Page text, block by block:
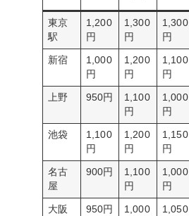
東京
駅
1,200
円
1,300
円
1,300
円
新宿
1,000
円
1,200
円
1,100
円
上野 950円
1,100
円
1,000
円
池袋
1,100
円
1,200
円
1,150
円
名古
屋
900円
1,100
円
1,000
円
大阪 950円
1,000
1,050